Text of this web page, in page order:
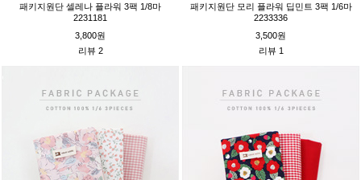
패키지원단 셀레나 플라워 3팩 1/8마
2231181
3,800원
리뷰 2
패키지원단 모리 플라워 딥민트 3팩 1/6마
2233336
3,500원
리뷰 1